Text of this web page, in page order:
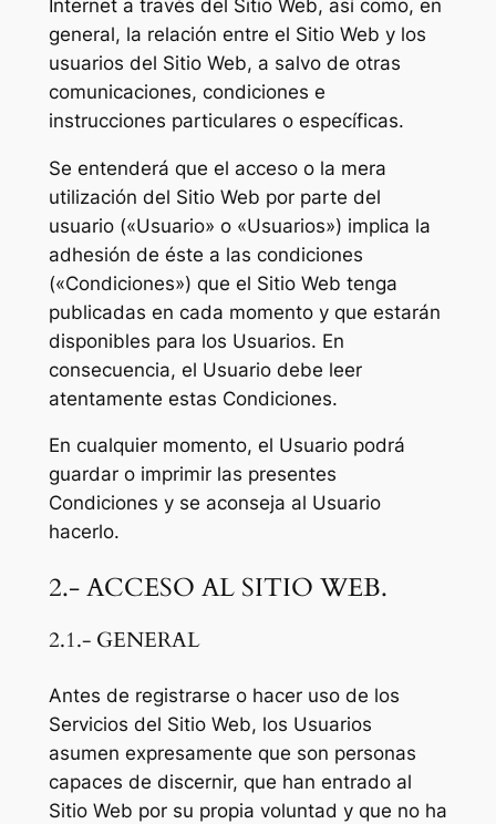
Internet a través del Sitio Web, así como, en
general, la relación entre el Sitio Web y los
usuarios del Sitio Web, a salvo de otras
comunicaciones, condiciones e
instrucciones particulares o específicas.
Se entenderá que el acceso o la mera
utilización del Sitio Web por parte del
usuario («Usuario» o «Usuarios») implica la
adhesión de éste a las condiciones
(«Condiciones») que el Sitio Web tenga
publicadas en cada momento y que estarán
disponibles para los Usuarios. En
consecuencia, el Usuario debe leer
atentamente estas Condiciones.
En cualquier momento, el Usuario podrá
guardar o imprimir las presentes
Condiciones y se aconseja al Usuario
hacerlo.
2.- ACCESO AL SITIO WEB.
2.1.- GENERAL
Antes de registrarse o hacer uso de los
Servicios del Sitio Web, los Usuarios
asumen expresamente que son personas
capaces de discernir, que han entrado al
Sitio Web por su propia voluntad y que no ha